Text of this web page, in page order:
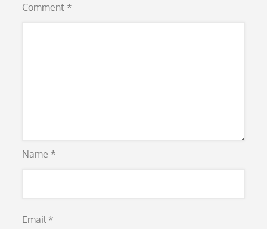
Comment *
Name *
Email *